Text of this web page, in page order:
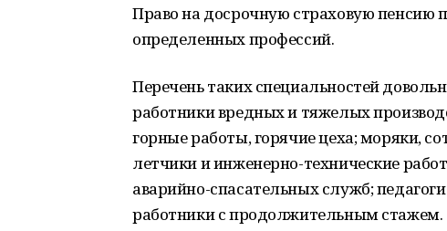
Право на досрочную страховую пенсию
определенных профессий.
Перечень таких специальностей
работники вредных и тяжелых
горные работы, горячие цеха; моряки,
летчики и инженерно-технические
аварийно-спасательных служб;
работники с продолжительным стажем.